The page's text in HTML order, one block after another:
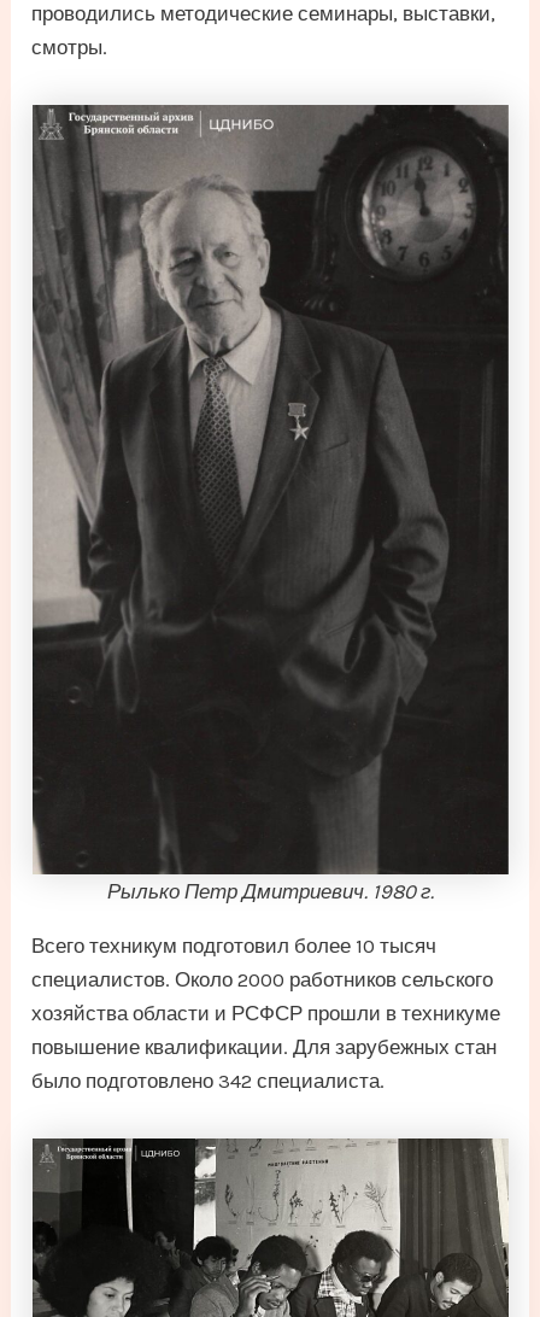
проводились методические семинары, выставки,
смотры.
Рылько Петр Дмитриевич. 1980 г.
Всего техникум подготовил более 10 тысяч
специалистов. Около 2000 работников сельского
хозяйства области и РСФСР прошли в техникуме
повышение квалификации. Для зарубежных стан
было подготовлено 342 специалиста.